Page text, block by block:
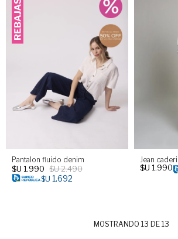
Pantalon fluido denim
$U 1.990 $U2.490
$U 1.692
Jean
$U 1.990
MOSTRANDO 13 DE 13